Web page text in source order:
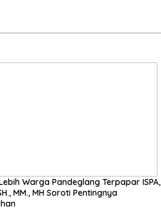
Warga Pandeglang Terpapar ISPA,
MM., MH Soroti Pentingnya